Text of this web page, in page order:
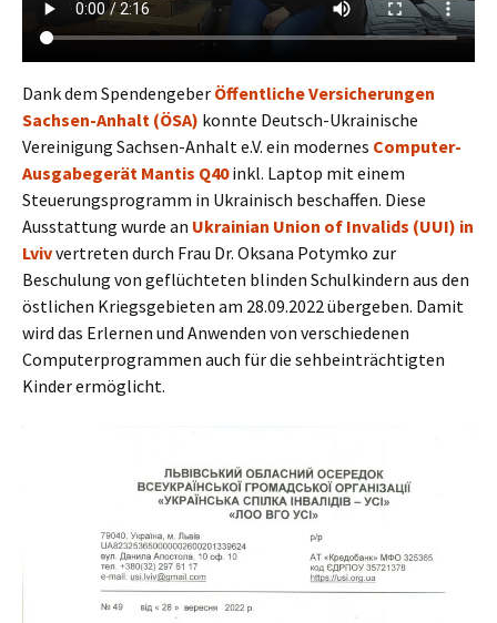
Dank dem Spendengeber Öffentliche Versicherungen
Sachsen-Anhalt (ÖSA) konnte Deutsch-Ukrainische
Vereinigung Sachsen-Anhalt e.V. ein modernes Computer-
Ausgabegerät Mantis Q40inkl. Laptop mit einem
Steuerungsprogramm in Ukrainisch beschaffen. Diese
Ausstattung wurde an Ukrainian Union of Invalids (UUI) in
Lvivvertreten durch Frau Dr. Oksana Potymko zur
Beschulung von geflüchteten blinden Schulkindern aus den
östlichen Kriegsgebieten am 28.09.2022 übergeben. Damit
wird das Erlernen und Anwenden von verschiedenen
Computerprogrammen auch für die sehbeinträchtigten
Kinder ermöglicht.